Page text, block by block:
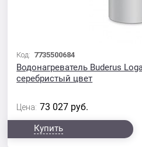
Код: 7735500684
Водонагреватель Buderus
серебристый цвет
Цена: 73 027 руб.
Купить